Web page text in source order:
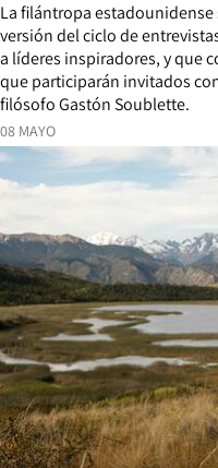
08 MAYO
La filántropa estadounidense
versión del ciclo de
a líderes inspiradores, y que
que participarán invitados
filósofo Gastón Soublette.